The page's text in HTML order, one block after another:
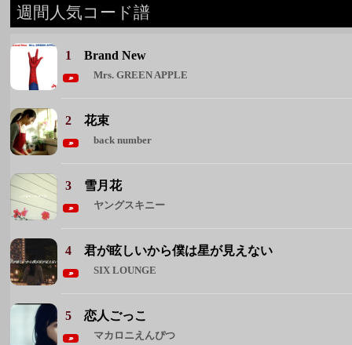
週間人気コード譜
1Brand New
Mrs. GREEN APPLE
2花束
back number
3 雪月花
ヤングスキニー
4君が眩しいから僕は星が見えない
SIX LOUNGE
5恋人ごっこ
マカロニえんぴつ